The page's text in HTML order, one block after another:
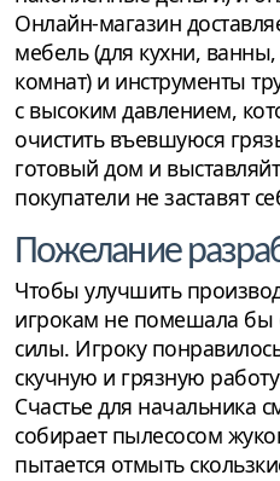
Онлайн-магазин
мебель (для кухни,
комнат) и инструменты
с высоким давлением,
очистить въевшуюся
готовый дом и
покупатели не заставят
Пожелание
Чтобы улучшить
игрокам не помешала
силы. Игроку
скучную и грязную
Счастье для начальника
собирает пылесосом
пытается отмыть